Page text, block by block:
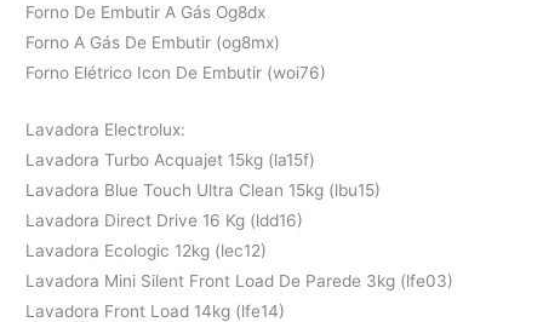
Forno De Embutir A Gás Og8dx
Forno A Gás De Embutir (og8mx)
Forno Elétrico Icon De Embutir (woi76)
Lavadora Electrolux:
Lavadora Turbo Acquajet 15kg (la15f)
Lavadora Blue Touch Ultra Clean 15kg (lbu15)
Lavadora Direct Drive 16 Kg (ldd16)
Lavadora Ecologic 12kg (lec12)
Lavadora Mini Silent Front Load De Parede 3kg (lfe03)
Lavadora Front Load 14kg (lfe14)